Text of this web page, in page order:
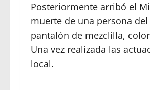
Posteriormente arribó el
muerte de una persona
pantalón de mezclilla,
Una vez realizada las
local.